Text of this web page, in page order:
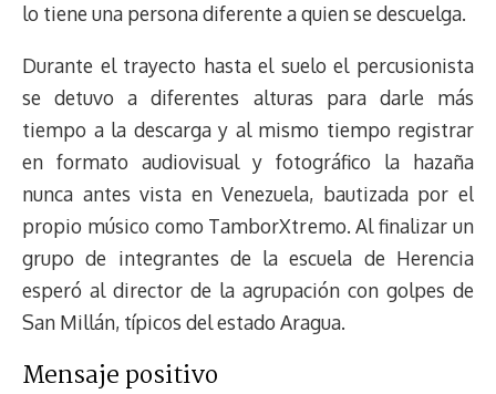
lo tiene una persona diferente a quien se descuelga.
Durante el trayecto hasta el suelo el percusionista
se detuvo a diferentes alturas para darle más
tiempo a la descarga y al mismo tiempo registrar
en formato audiovisual y fotográfico la hazaña
nunca antes vista en Venezuela, bautizada por el
propio músico como TamborXtremo. Al finalizar un
grupo de integrantes de la escuela de Herencia
esperó al director de la agrupación con golpes de
San Millán, típicos del estado Aragua.
Mensaje positivo